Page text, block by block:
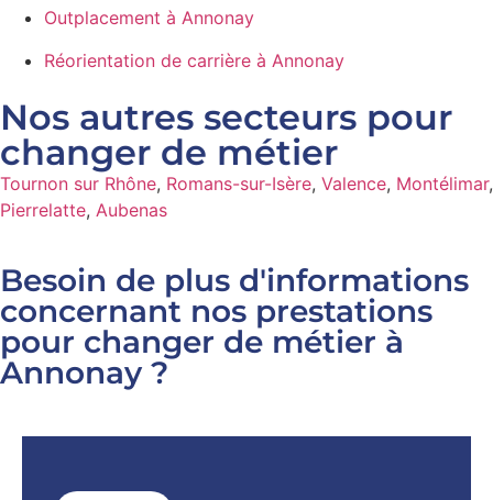
Outplacement à Annonay
Réorientation de carrière à Annonay
Nos autres secteurs pour
changer de métier
Tournon sur Rhône, Romans-sur-Isère, Valence, Montélimar,
Pierrelatte, Aubenas
Besoin de plus d'informations
concernant nos prestations
pour changer de métier à
Annonay ?